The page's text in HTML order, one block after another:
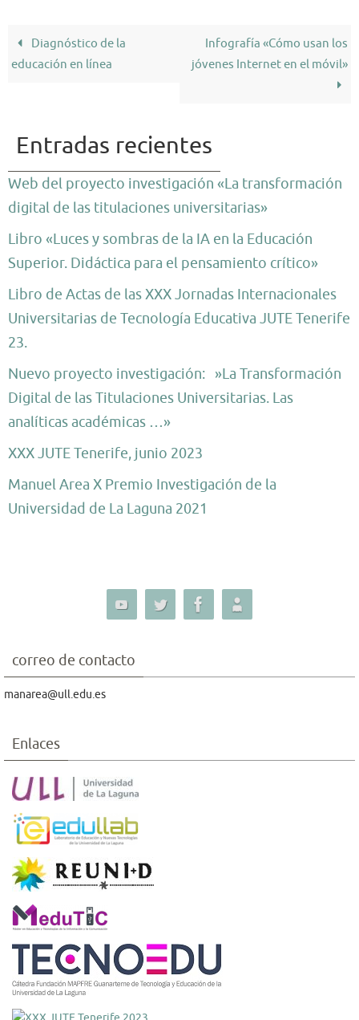
Diagnóstico de la
educación en línea
Infografía «Cómo usan los
jóvenes Internet en el móvil»
Entradas recientes
Web del proyecto investigación «La transformación
digital de las titulaciones universitarias»
Libro «Luces y sombras de la IA en la Educación
Superior. Didáctica para el pensamiento crítico»
Libro de Actas de las XXX Jornadas Internacionales
Universitarias de Tecnología Educativa JUTE Tenerife
23.
Nuevo proyecto investigación: »La Transformación
Digital de las Titulaciones Universitarias. Las
analíticas académicas …»
XXX JUTE Tenerife, junio 2023
Manuel Area X Premio Investigación de la
Universidad de La Laguna 2021
correo de contacto
manarea@ull.edu.es
Enlaces